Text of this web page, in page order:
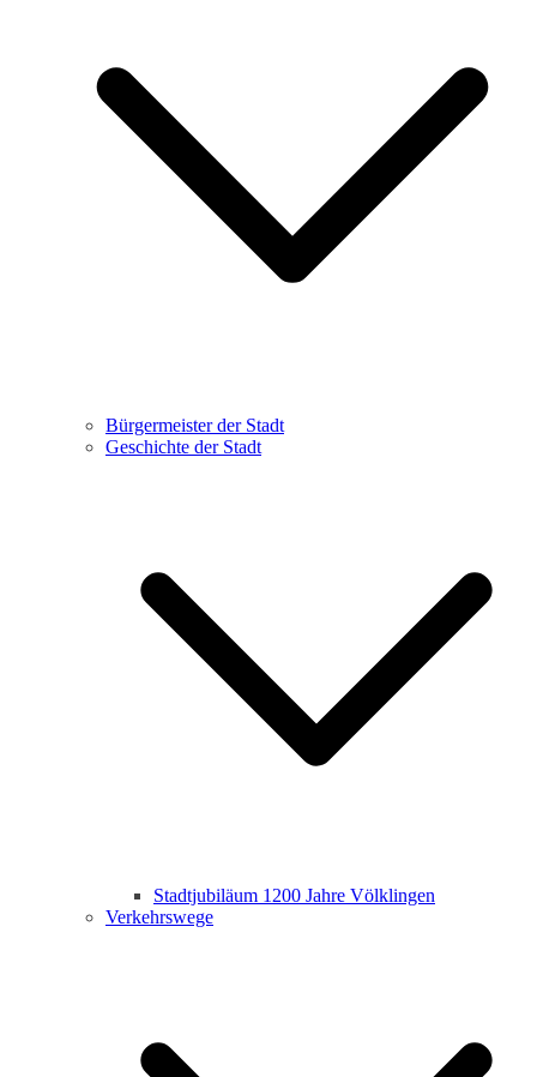
Bürgermeister der Stadt
Geschichte der Stadt
Stadtjubiläum 1200 Jahre Völklingen
Verkehrswege